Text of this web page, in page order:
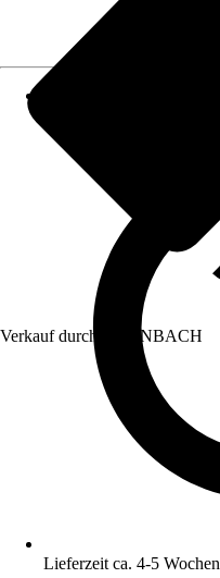
Verkauf durch: HORNBACH
Lieferzeit ca. 4-5 Wochen